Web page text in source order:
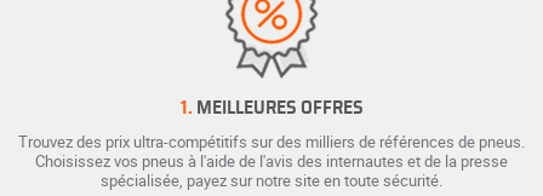
1. MEILLEURES OFFRES
Trouvez des prix ultra-compétitifs sur des milliers de références de pneus.
Choisissez vos pneus à l'aide de l'avis des internautes et de la presse
spécialisée, payez sur notre site en toute sécurité.